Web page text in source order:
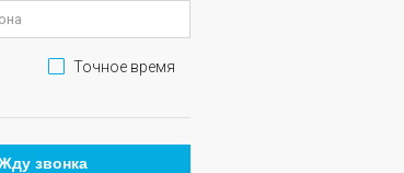
Точное время
звонка